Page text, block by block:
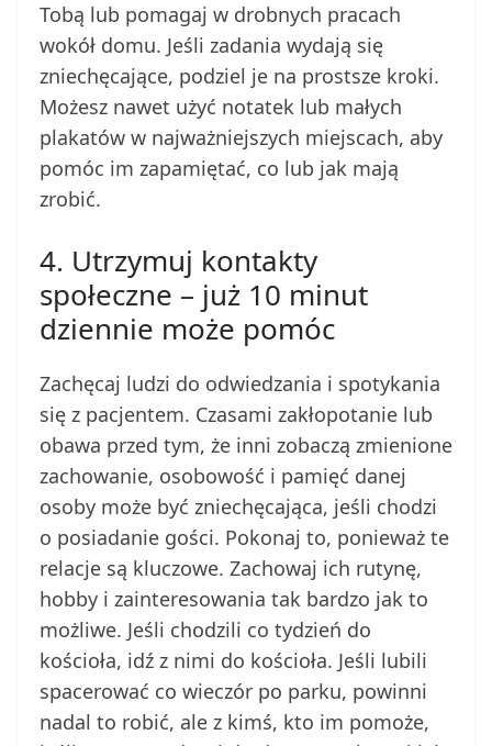
Tobą lub pomagaj w drobnych pracach
wokół domu. Jeśli zadania wydają się
zniechęcające, podziel je na prostsze kroki.
Możesz nawet użyć notatek lub małych
plakatów w najważniejszych miejscach, aby
pomóc im zapamiętać, co lub jak mają
zrobić.
4. Utrzymuj kontakty
społeczne – już 10 minut
dziennie może pomóc
Zachęcaj ludzi do odwiedzania i spotykania
się z pacjentem. Czasami zakłopotanie lub
obawa przed tym, że inni zobaczą zmienione
zachowanie, osobowość i pamięć danej
osoby może być zniechęcająca, jeśli chodzi
o posiadanie gości. Pokonaj to, ponieważ te
relacje są kluczowe. Zachowaj ich rutynę,
hobby i zainteresowania tak bardzo jak to
możliwe. Jeśli chodzili co tydzień do
kościoła, idź z nimi do kościoła. Jeśli lubili
spacerować co wieczór po parku, powinni
nadal to robić, ale z kimś, kto im pomoże,